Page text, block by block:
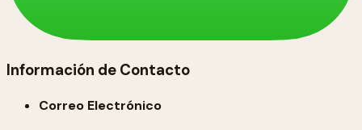
Información de Contacto
Correo Electrónico